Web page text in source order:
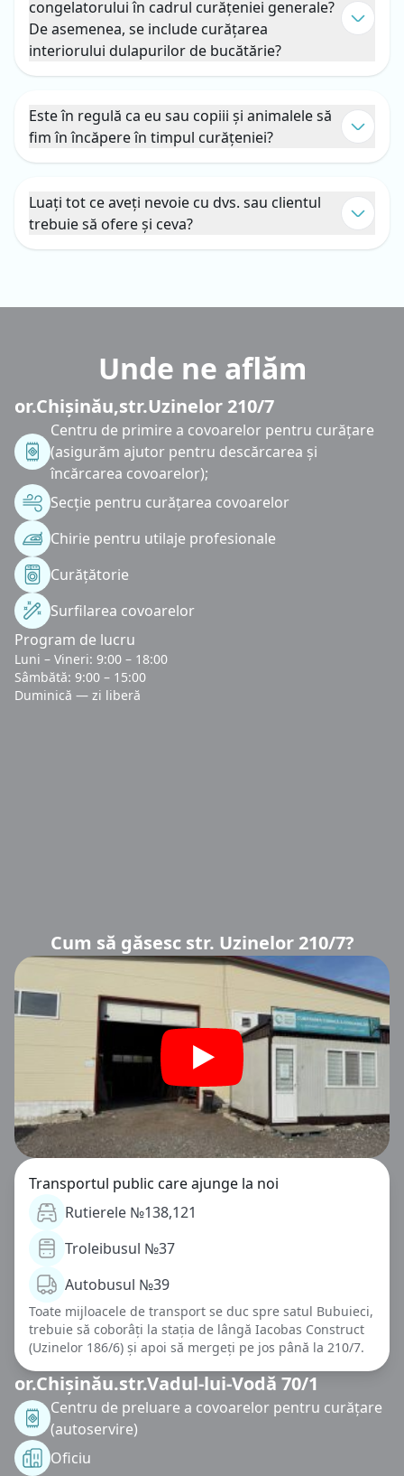
congelatorului în cadrul curățeniei generale?
De asemenea, se include curățarea
interiorului dulapurilor de bucătărie?
Da, însă clientul trebuie să scoată toate produsele și
cât mai goale posibil.
Este în regulă ca eu sau copiii și animalele să
fim în încăpere în timpul curățeniei?
Da, este posibil să fiți prezent în timpul curățeniei, dar
atunci când se curăță o cameră, clientul, copiii sau
animalele să fie într-o altă cameră, pentru a nu afecta
eficiența și durata curățeniei.
Luați tot ce aveți nevoie cu dvs. sau clientul
trebuie să ofere și ceva?
Pentru efectuarea curățeniei generale, furnizăm
disponibile.
Unde ne aflăm
or.Chișinău,str.Uzinelor 210/7
Centru de primire a covoarelor pentru curățare
(asigurăm ajutor pentru descărcarea și
încărcarea covoarelor);
Secție pentru curățarea covoarelor
Chirie pentru utilaje profesionale
Curățătorie
Surfilarea covoarelor
Program de lucru
Luni – Vineri: 9:00 – 18:00
Sâmbătă: 9:00 – 15:00
Duminică — zi liberă
Cum să găsesc str. Uzinelor 210/7?
Transportul public care ajunge la noi
Rutierele №138,121
Troleibusul №37
Autobusul №39
Toate mijloacele de transport se duc spre satul Bubuieci,
trebuie să coborâți la stația de lângă Iacobas Construct
(Uzinelor 186/6) și apoi să mergeți pe jos până la 210/7.
or.Chișinău.str.Vadul-lui-Vodă 70/1
Centru de preluare a covoarelor pentru curățare
(autoservire)
Oficiu